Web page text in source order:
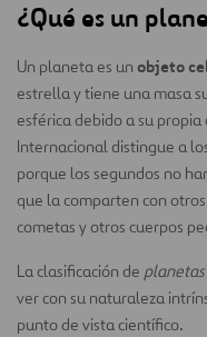
¿Qué es un
Un planeta es un objeto
estrella y tiene una masa
esférica debido a su
Internacional distingue a
porque los segundos no
que la comparten con
cometas y otros cuerpos
La clasificación de planetas
ver con su naturaleza
punto de vista científico.